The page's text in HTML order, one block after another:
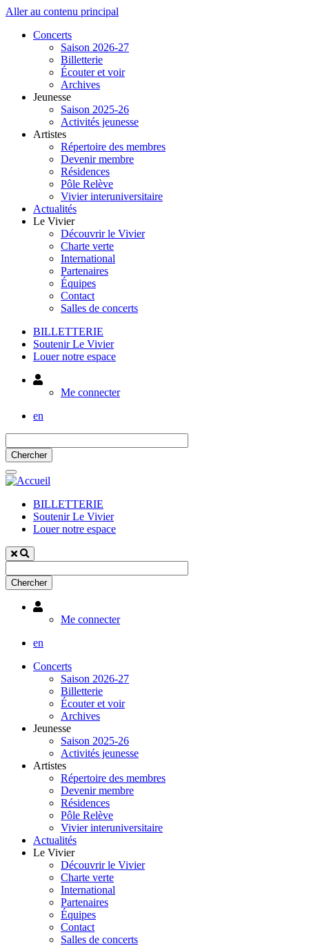
Aller au contenu principal
Concerts
Saison 2026-27
Billetterie
Écouter et voir
Archives
Jeunesse
Saison 2025-26
Activités jeunesse
Artistes
Répertoire des membres
Devenir membre
Résidences
Pôle Relève
Vivier interuniversitaire
Actualités
Le Vivier
Découvrir le Vivier
Charte verte
International
Partenaires
Équipes
Contact
Salles de concerts
BILLETTERIE
Soutenir Le Vivier
Louer notre espace
Utilisateur
Me connecter
en
BILLETTERIE
Soutenir Le Vivier
Louer notre espace
Utilisateur
Me connecter
en
Concerts
Saison 2026-27
Billetterie
Écouter et voir
Archives
Jeunesse
Saison 2025-26
Activités jeunesse
Artistes
Répertoire des membres
Devenir membre
Résidences
Pôle Relève
Vivier interuniversitaire
Actualités
Le Vivier
Découvrir le Vivier
Charte verte
International
Partenaires
Équipes
Contact
Salles de concerts